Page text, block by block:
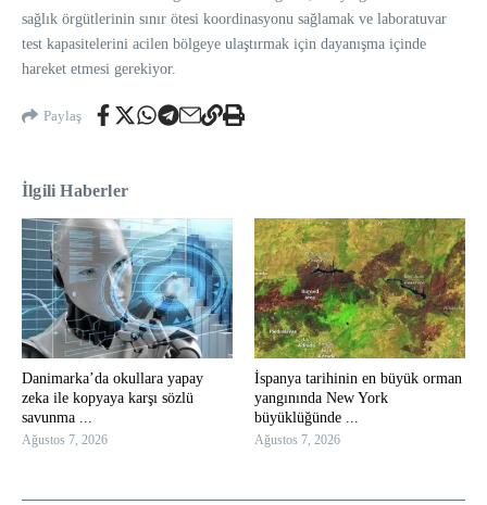
sağlık örgütlerinin sınır ötesi koordinasyonu sağlamak ve laboratuvar
test kapasitelerini acilen bölgeye ulaştırmak için dayanışma içinde
hareket etmesi gerekiyor.
Paylaş
İlgili Haberler
Danimarka’da okullara yapay
zeka ile kopyaya karşı sözlü
savunma ...
Ağustos 7, 2026
İspanya tarihinin en büyük orman
yangınında New York
büyüklüğünde ...
Ağustos 7, 2026